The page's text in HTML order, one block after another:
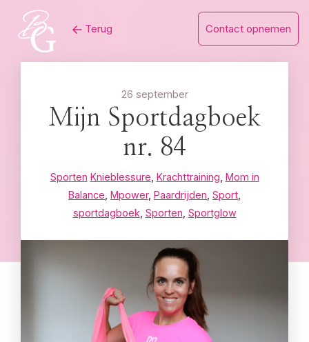
content
Terug Contact opnemen
26 september
Mijn Sportdagboek
nr. 84
Sporten Knieblessure Krachttraining Mom in
Balance Mpower, Paardrijden Sport
sportdagboek Sporten Sportglow